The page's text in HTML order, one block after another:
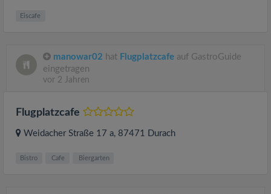
Eiscafe
manowar02 hat Flugplatzcafe auf GastroGuide
eingetragen
vor 2 Jahren
Flugplatzcafe
Weidacher Straße 17 a, 87471 Durach
Bistro Cafe Biergarten